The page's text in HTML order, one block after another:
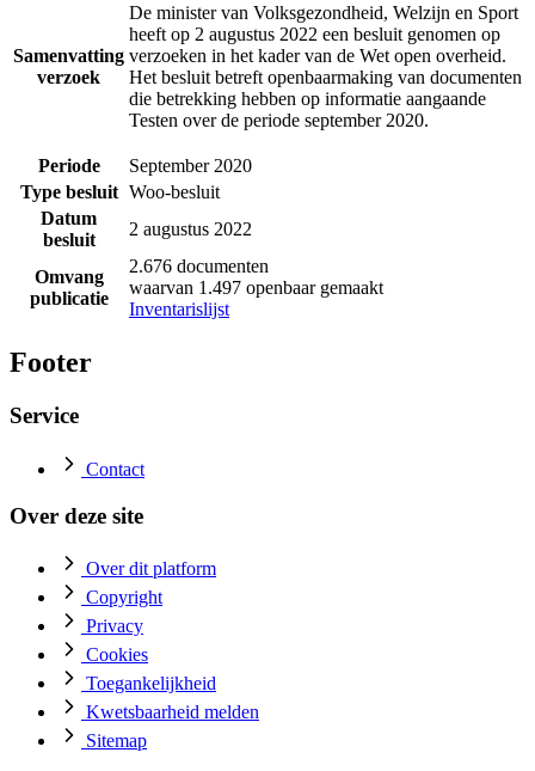
Samenvatting
verzoek
De minister van Volksgezondheid, Welzijn en Sport
heeft op 2 augustus 2022 een besluit genomen op
verzoeken in het kader van de Wet open overheid.
Het besluit betreft openbaarmaking van documenten
die betrekking hebben op informatie aangaande
Testen over de periode september 2020.
Periode
September 2020
Type besluit Woo-besluit
Datum
besluit
2 augustus 2022
Omvang
publicatie
2.676 documenten
waarvan 1.497 openbaar gemaakt
Inventarislijst
Footer
Service
Contact
Over deze site
Over dit platform
Copyright
Privacy
Cookies
Toegankelijkheid
Kwetsbaarheid melden
Sitemap